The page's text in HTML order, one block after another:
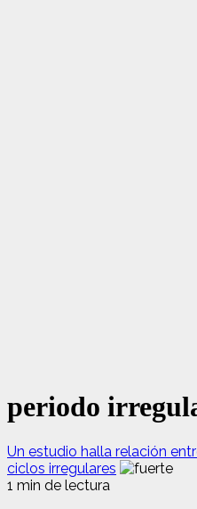
periodo
Un estudio halla relación
ciclos irregulares
1 min de lectura